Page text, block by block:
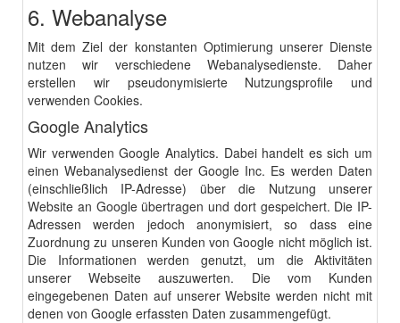
6. Webanalyse
Mit dem Ziel der konstanten Optimierung unserer Dienste
nutzen wir verschiedene Webanalysedienste. Daher
erstellen wir pseudonymisierte Nutzungsprofile und
verwenden Cookies.
Google Analytics
Wir verwenden Google Analytics. Dabei handelt es sich um
einen Webanalysedienst der Google Inc. Es werden Daten
(einschließlich IP-Adresse) über die Nutzung unserer
Website an Google übertragen und dort gespeichert. Die IP-
Adressen werden jedoch anonymisiert, so dass eine
Zuordnung zu unseren Kunden von Google nicht möglich ist.
Die Informationen werden genutzt, um die Aktivitäten
unserer Webseite auszuwerten. Die vom Kunden
eingegebenen Daten auf unserer Website werden nicht mit
denen von Google erfassten Daten zusammengefügt.